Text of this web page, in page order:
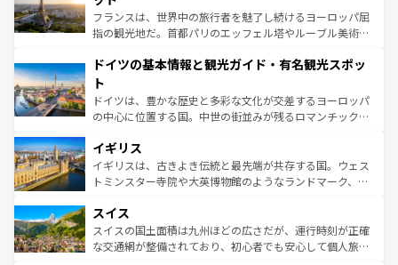
しい。
る。首都マドリードの洗練された雰囲気や、バルセロナの
アートに溢れた街角から、地方では古代ローマ遺跡や中世
せる。地方によって風土や気候が異なるスペインはその個
ンテンツ一覧 を参照してほしい。
フランスは、世界中の旅行者を魅了し続けるヨーロッパ屈
指の観光地だ。首都パリのエッフェル塔やルーブル美術館
で、幅広い魅力が詰まっている。華麗な宮殿、歴史的な大
聖堂、美しいビーチ、そして豊かな自然が、訪れる者を心
から魅了する。また、フランスは美食の国としても知ら
れ、フランス料理はユネスコ無形文化遺産にも登録されて
香り高いラベンダー畑など、多彩な楽しみ方が可能だ。さ
らに、パリ以外の地域にも魅力が溢れており、どの街角に
も豊かな歴史と文化が息づいている。パリ以外の個性あふ
を参照してほしい。
ドイツの基本情報と観光ガイド・有名観光スポッ
ト
ドイツは、豊かな歴史と多彩な文化が交差するヨーロッパ
の中心に位置する国。中世の街並みが残るロマンチック街
顔を持つこの国は、どこを歩いても飽きることがない。ベ
ルリンの文化的活気、バイエルン州のアルプスの絶景、そ
してライン川沿いのワイン畑といった風景は必見。ビール
は、お酒好きな人にはぜひ体験してほしい。 なお、新着の
ドイツ情報はコンテンツ一覧を参照してほしい。
イギリス
イギリスは、古きよき伝統と最先端が共存する国。ウェス
トミンスター寺院や大英博物館のようなランドマーク、歴
リアごとに異なる魅力がある。また、優雅なアフタヌーン
ティー、ビール好きにはたまらない英国パブ、サッカー観
戦など、本場だからこそできる体験も豊富。イギリスを旅
スイス
スイスの国土面積は九州ほどの広さだが、運行時刻が正確
な交通網が整備されており、初心者でも安心して個人旅行